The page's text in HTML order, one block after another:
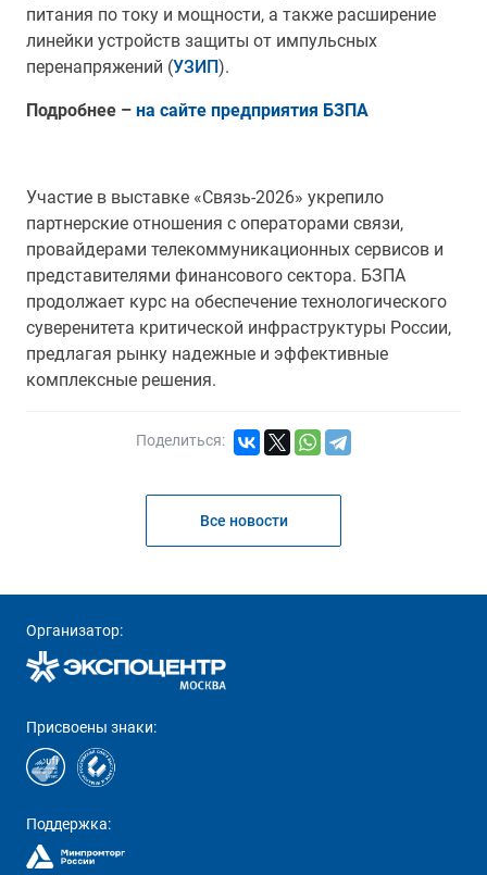
питания по току и мощности, а также расширение
линейки устройств защиты от импульсных
перенапряжений (УЗИП).
Подробнее – на сайте предприятия БЗПА
Участие в выставке «Связь-2026» укрепило
партнерские отношения с операторами связи,
провайдерами телекоммуникационных сервисов и
представителями финансового сектора. БЗПА
продолжает курс на обеспечение технологического
суверенитета критической инфраструктуры России,
предлагая рынку надежные и эффективные
комплексные решения.
Поделиться:
Все новости
Организатор:
Присвоены знаки:
Поддержка: